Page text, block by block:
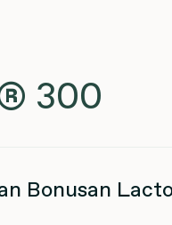
300
Bonusan